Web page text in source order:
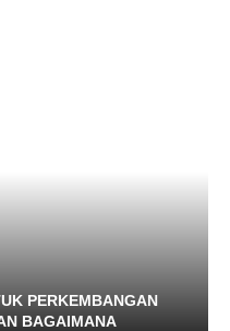
PERKEMBANGAN
BAGAIMANA